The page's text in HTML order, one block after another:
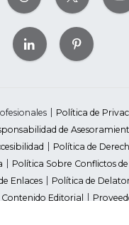
Política de
de
Política de
Política Sobre Conflictos de
Enlaces
Política de
Editorial